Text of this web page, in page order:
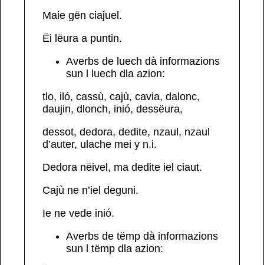
Maie gën ciajuel.
Ëi lëura a puntin.
Averbs de luech dà informazions
sun l luech dla azion:
tlo, iló, cassù, cajù, cavia, dalonc,
daujin, dlonch, inió, dessëura,
dessot, dedora, dedite, nzaul, nzaul
d’auter, ulache mei y n.i.
Dedora nëivel, ma dedite iel ciaut.
Cajù ne n’iel deguni.
Ie ne vede inió.
Averbs de tëmp dà informazions
sun l tëmp dla azion: